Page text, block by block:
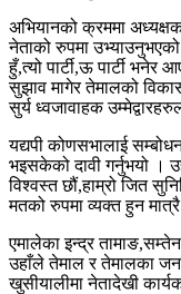
अभियानको क्रममा
नेताको रुपमा उभ्याउनुभएको
हुँ,त्यो पार्टी,ऊ पार्टी
सुझाव मागेर तेमालको
सुर्य ध्वजावाहक
यद्यपी कोणसभालाई
भइसकेको दावी गर्नुभयो ।
विश्वस्त छौं,हाम्रो जित
मतको रुपमा व्यक्त हुन
एमालेका इन्द्र
उहाँले तेमाल र तेमालका
खुसीयालीमा नेतादेखी